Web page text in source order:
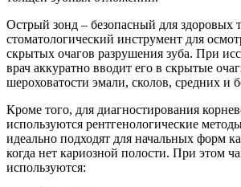
Острый зонд – безопасный для здоровых
стоматологический инструмент для
скрытых очагов разрушения зуба. При
врач аккуратно вводит его в скрытые
шероховатости эмали, сколов, средних и
Кроме того, для диагностирования
используются рентгенологические
идеально подходят для начальных форм
когда нет кариозной полости. При этом
используются: